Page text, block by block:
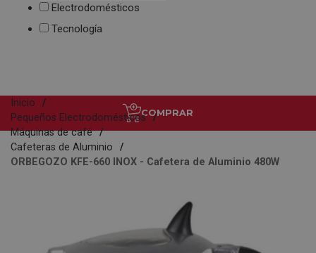
Electrodomésticos
Tecnología
COMPRAR
Inicio
Pequeños Electrodomésticos
Máquinas de café
Cafeteras de Aluminio
ORBEGOZO KFE-660 INOX - Cafetera de Aluminio 480W